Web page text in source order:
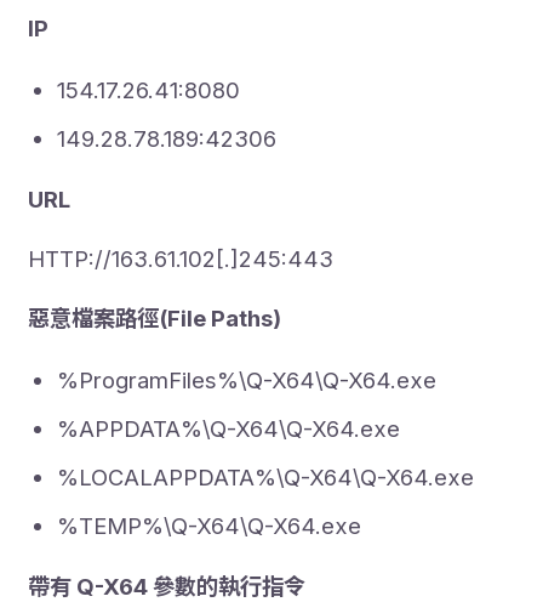
IP
154.17.26.41:8080
149.28.78.189:42306
URL
HTTP://163.61.102[.]245:443
惡意檔案路徑(File Paths)
%ProgramFiles%\Q-X64\Q-X64.exe
%APPDATA%\Q-X64\Q-X64.exe
%LOCALAPPDATA%\Q-X64\Q-X64.exe
%TEMP%\Q-X64\Q-X64.exe
帶有 Q-X64 參數的執行指令